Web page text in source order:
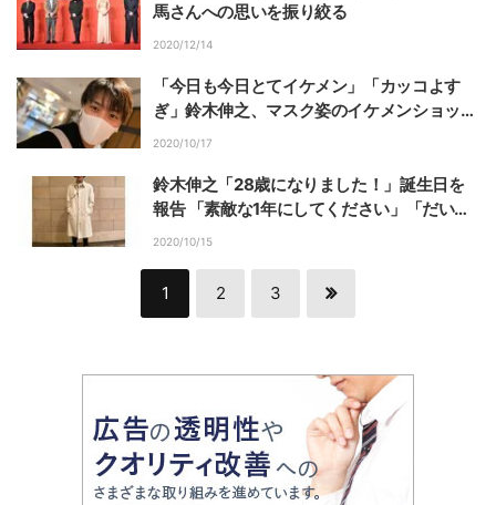
馬さんへの思いを振り絞る
2020/12/14
「今日も今日とてイケメン」「カッコよす
ぎ」鈴木伸之、マスク姿のイケメンショット
にファン歓喜
2020/10/17
鈴木伸之「28歳になりました！」誕生日を
報告 「素敵な1年にしてください」「だいす
きです」と祝福の声
2020/10/15
1 2 3